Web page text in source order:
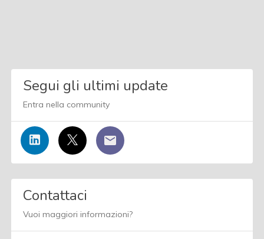
Segui gli ultimi update
Entra nella community
Contattaci
Vuoi maggiori informazioni?